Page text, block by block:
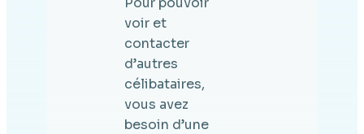
voir et
contacter
d’autres
célibataires,
vous avez
besoin d’une